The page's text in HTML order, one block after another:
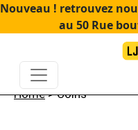
Nouveau ! retrouvez
au 50 Rue
Home> Coins